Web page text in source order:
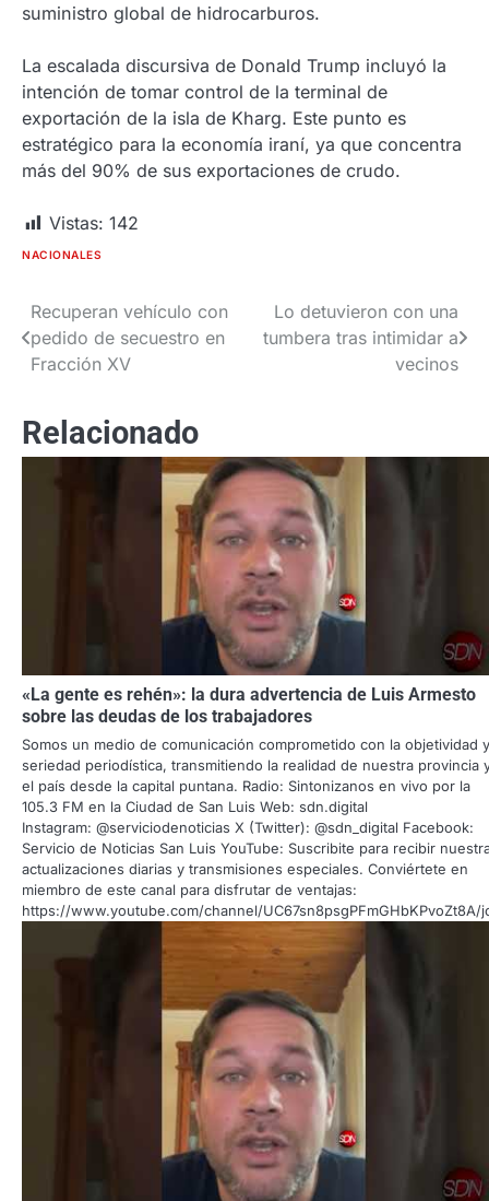
suministro global de hidrocarburos.
La escalada discursiva de Donald Trump incluyó la
intención de tomar control de la terminal de
exportación de la isla de Kharg. Este punto es
estratégico para la economía iraní, ya que concentra
más del 90% de sus exportaciones de crudo.
Vistas: 142
NACIONALES
Navegación
de
Recuperan vehículo con
pedido de secuestro en
Fracción XV
Lo detuvieron con una
tumbera tras intimidar a
vecinos
Relacionado
«La gente es rehén»: la dura advertencia de Luis Armesto
sobre las deudas de los trabajadores
Somos un medio de comunicación comprometido con la objetividad
seriedad periodística, transmitiendo la realidad de nuestra provincia
el país desde la capital puntana. Radio: Sintonizanos en vivo por la
105.3 FM en la Ciudad de San Luis Web: sdn.digital
Instagram: @serviciodenoticias X (Twitter): @sdn_digital Facebook:
Servicio de Noticias San Luis YouTube: Suscribite para recibir
actualizaciones diarias y transmisiones especiales. Conviértete en
miembro de este canal para disfrutar de ventajas:
https://www.youtube.com/channel/UC67sn8psgPFmGHbKPvoZt8A/